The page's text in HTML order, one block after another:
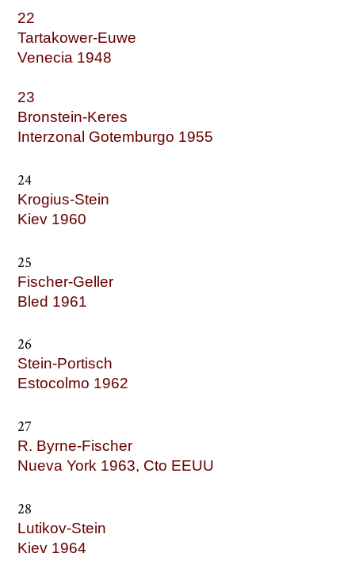
22
Tartakower-Euwe
Venecia 1948
23
Bronstein-Keres
Interzonal Gotemburgo 1955
24
Krogius-Stein
Kiev 1960
25
Fischer-Geller
Bled 1961
26
Stein-Portisch
Estocolmo 1962
27
R. Byrne-Fischer
Nueva York 1963, Cto EEUU
28
Lutikov-Stein
Kiev 1964